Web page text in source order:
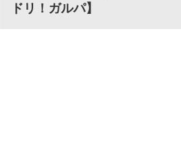
ドリ！ガルパ】